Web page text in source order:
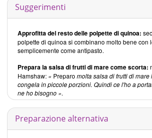
Suggerimenti
Approfitta del resto delle polpette di quinoa:
polpette di quinoa si combinano molto bene con
semplicemente come antipasto.
Prepara la salsa di frutti di mare come scorta:
Hamshaw: « Preparo molta salsa di frutti di
congela in piccole porzioni. Quindi ce l'ho a
ne ho bisogno ».
Preparazione alternativa